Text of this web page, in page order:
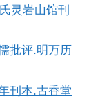
灵岩山馆刊
批评.明万历
刊本.古香堂